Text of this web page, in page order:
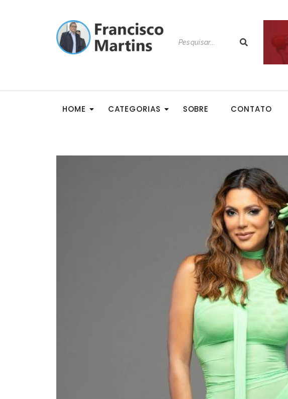
HOME CATEGORIAS SOBRE CONTATO